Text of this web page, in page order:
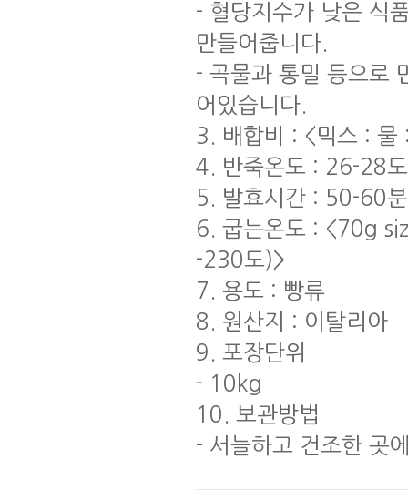
- 혈당지수가 낮은 식
만들어줍니다.
- 곡물과 통밀 등으로
어있습니다.
3. 배합비 : <믹스 :
4. 반죽온도 : 26-28
5. 발효시간 : 50-60
6. 굽는온도 : <70g
-230도)>
7. 용도 : 빵류
8. 원산지 : 이탈리아
9. 포장단위
- 10kg
10. 보관방법
- 서늘하고 건조한 곳